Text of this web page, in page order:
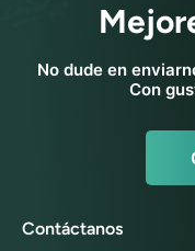
No dude en
Con
Contáctanos